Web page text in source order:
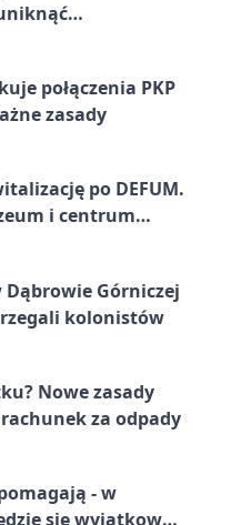
połączenia PKP
zasady
po DEFUM.
i centrum
Górniczej
kolonistów
Nowe zasady
za odpady
- w
się wyjątkowa